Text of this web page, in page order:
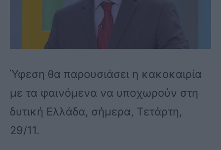
Ύφεση θα παρουσιάσει η κακοκαιρία
με τα φαινόμενα να υποχωρούν στη
δυτική Ελλάδα, σήμερα, Τετάρτη,
29/11.